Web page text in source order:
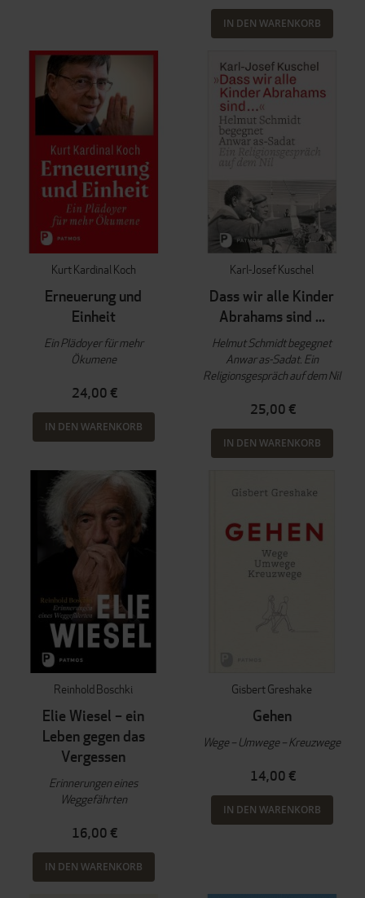
IN DEN WARENKORB
Kurt Kardinal Koch
Erneuerung und
Einheit
Ein Plädoyer für mehr
Ökumene
24,00 €
IN DEN WARENKORB
Karl-Josef Kuschel
Dass wir alle Kinder
Abrahams sind ...
Helmut Schmidt begegnet
Anwar as-Sadat. Ein
Religionsgespräch auf dem Nil
25,00 €
IN DEN WARENKORB
Reinhold Boschki
Elie Wiesel – ein
Leben gegen das
Vergessen
Erinnerungen eines
Weggefährten
16,00 €
IN DEN WARENKORB
Gisbert Greshake
Gehen
Wege – Umwege – Kreuzwege
14,00 €
IN DEN WARENKORB